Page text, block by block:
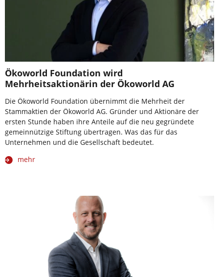
Ökoworld Foundation wird
Mehrheitsaktionärin der Ökoworld AG
Die Ökoworld Foundation übernimmt die Mehrheit der
Stammaktien der Ökoworld AG. Gründer und Aktionäre der
ersten Stunde haben ihre Anteile auf die neu gegründete
gemeinnützige Stiftung übertragen. Was das für das
Unternehmen und die Gesellschaft bedeutet.
mehr